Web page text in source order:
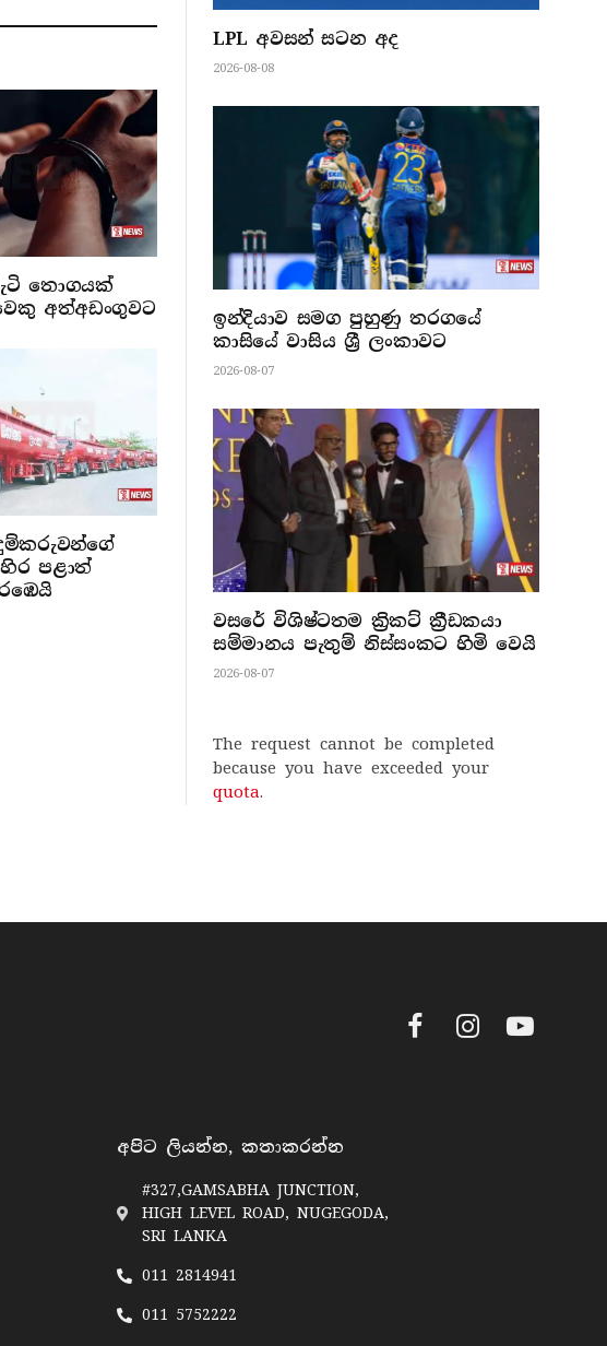
තොගයක්
අත්අඩංගුවට
පළාත්
LPL අවසන් සටන අද
2026-08-08
ඉන්දියාව සමග පුහුණු තරගයේ
කාසියේ වාසිය ශ්‍රී ලංකාවට
2026-08-07
වසරේ විශිෂ්ටතම ක්‍රිකට් ක්‍රීඩකයා
සම්මානය පැතුම් නිස්සංකට හිමි වෙයි
2026-08-07
The request cannot be completed
because you have exceeded your
quota.
FacebookInstagramYouTube
අපිට ලියන්න, කතාකරන්න
#327,GAMSABHA JUNCTION,
HIGH LEVEL ROAD, NUGEGODA,
SRI LANKA
011 2814941
011 5752222